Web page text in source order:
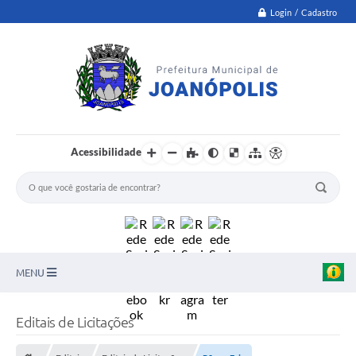
Login / Cadastro
Acessibilidade
MENU
Editais de Licitações